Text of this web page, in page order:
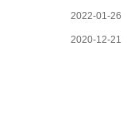
2022-01-26
2020-12-21